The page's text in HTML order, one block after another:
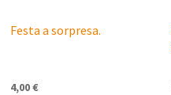
Festa a sorpresa.
4,00€